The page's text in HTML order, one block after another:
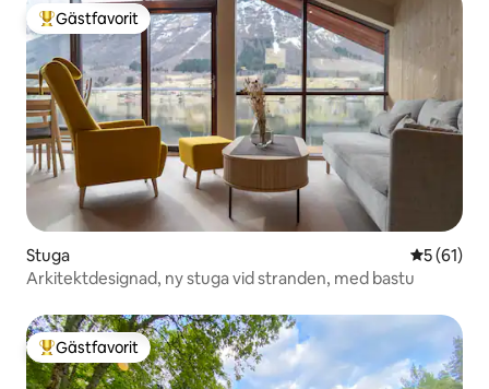
Populär gästfavorit
Gästfavorit
Stuga 5 av 5 i
5 (61)
Arkitektdesignad, ny stuga vid stranden, med bastu
Populär gästfavorit
Gästfavorit